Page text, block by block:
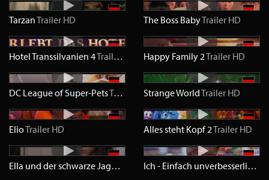
TarzanTrailer HD The Boss BabyTrailer HD
Hotel Transsilvanien 4Trailer Happy Family 2Trailer HD
DC League of Super-PetsTrailer HDStrange WorldTrailer HD
ElioTrailer HD Alles steht Kopf 2Trailer HD
Ella und der schwarze Jaguar TrailerHD Ich - Einfach unverbesserlich 4